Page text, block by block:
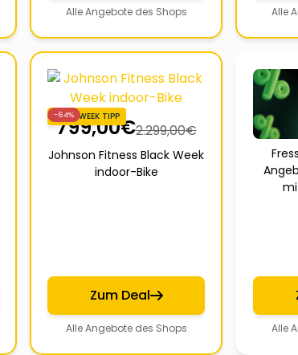
Alle Angebote des Shops Alle
BLACKWEEK TIPP
-64%
799,00€2.299,00€
Johnson Fitness Black Week
indoor-Bike
Zum Deal
Alle Angebote des Shops Alle